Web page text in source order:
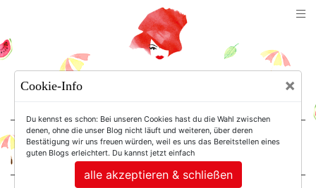
For Women. Not Girls.
Cookie-Info ×
Du kennst es schon: Bei unseren Cookies hast du die Wahl zwischen
denen, ohne die unser Blog nicht läuft und weiteren, über deren
Bestätigung wir uns freuen würden, weil es uns das Bereitstellen eines
guten Blogs erleichtert. Du kannst jetzt einfach
alle akzeptieren & schließen